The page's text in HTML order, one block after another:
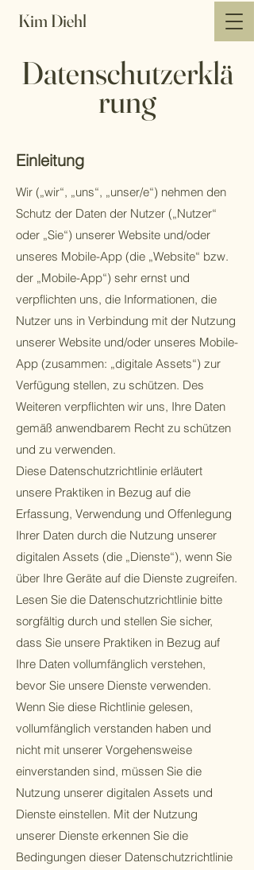
Kim Diehl
Datenschutzerklä
rung
Einleitung
Wir („wir“, „uns“, „unser/e“) nehmen den
Schutz der Daten der Nutzer („Nutzer“
oder „Sie“) unserer Website und/oder
unseres Mobile-App (die „Website“ bzw.
der „Mobile-App“) sehr ernst und
verpflichten uns, die Informationen, die
Nutzer uns in Verbindung mit der Nutzung
unserer Website und/oder unseres Mobile-
App (zusammen: „digitale Assets“) zur
Verfügung stellen, zu schützen. Des
Weiteren verpflichten wir uns, Ihre Daten
gemäß anwendbarem Recht zu schützen
und zu verwenden.
Diese Datenschutzrichtlinie erläutert
unsere Praktiken in Bezug auf die
Erfassung, Verwendung und Offenlegung
Ihrer Daten durch die Nutzung unserer
digitalen Assets (die „Dienste“), wenn Sie
über Ihre Geräte auf die Dienste zugreifen.
Lesen Sie die Datenschutzrichtlinie bitte
sorgfältig durch und stellen Sie sicher,
dass Sie unsere Praktiken in Bezug auf
Ihre Daten vollumfänglich verstehen,
bevor Sie unsere Dienste verwenden.
Wenn Sie diese Richtlinie gelesen,
vollumfänglich verstanden haben und
nicht mit unserer Vorgehensweise
einverstanden sind, müssen Sie die
Nutzung unserer digitalen Assets und
Dienste einstellen. Mit der Nutzung
unserer Dienste erkennen Sie die
Bedingungen dieser Datenschutzrichtlinie